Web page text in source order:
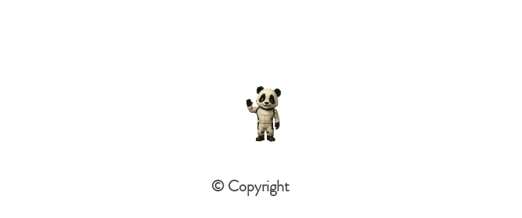
© Copyright